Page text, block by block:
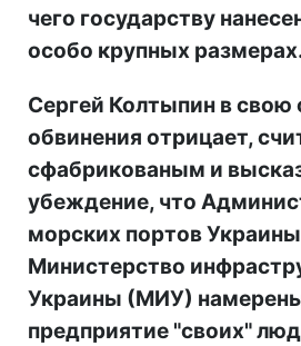
чего государству
особо крупных
Сергей Колтыпин в свою
обвинения отрицает,
сфабрикованым и
убеждение, что
морских портов
Министерство
Украины (МИУ) намерены
предприятие "своих"